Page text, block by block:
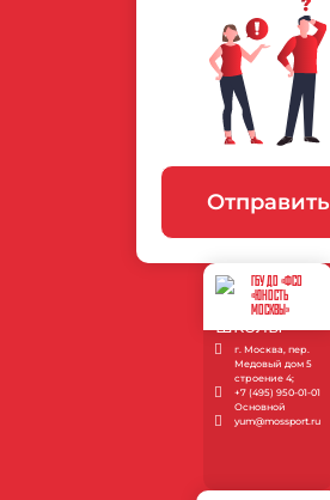
Отправить
ГБУ ДО «ФСО
«ЮНОСТЬ
МОСКВЫ»
г. Москва, пер.
Медовый дом 5
строение 4;
+7 (495) 950-01-01
Основной
yum@mossport.ru